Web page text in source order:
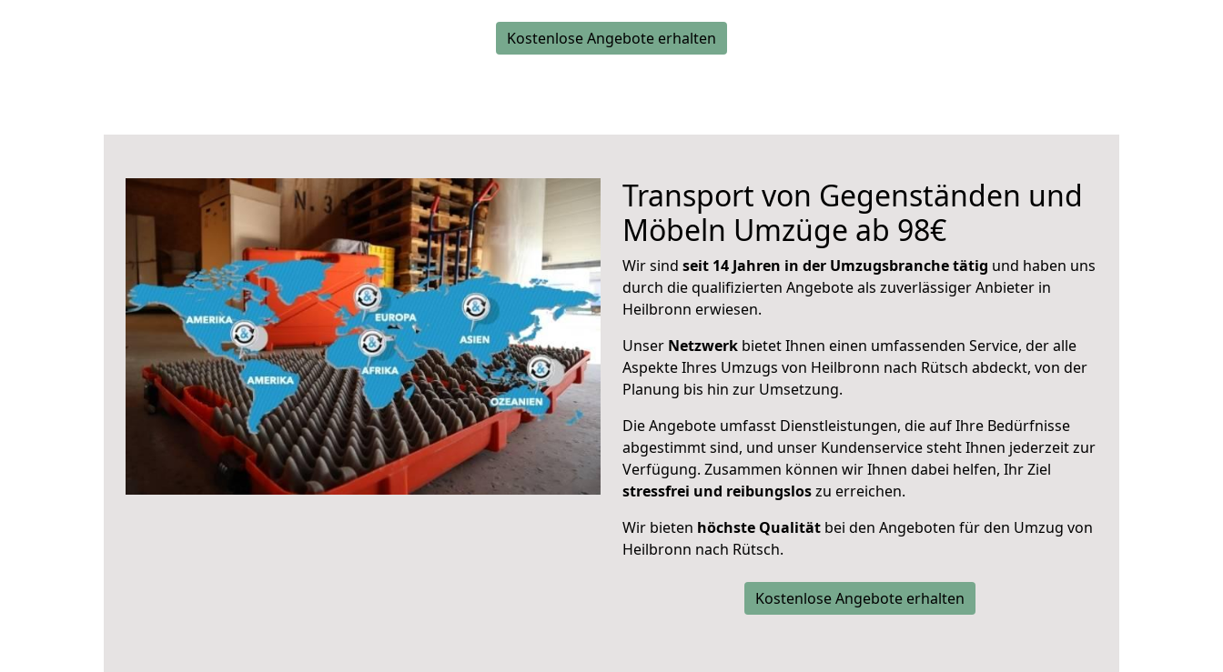
Kostenlose Angebote erhalten
Transport von Gegenständen und
Möbeln Umzüge ab 98€
Wir sind seit 14 Jahren in der Umzugsbranche tätig und haben uns
durch die qualifizierten Angebote als zuverlässiger Anbieter in
Heilbronn erwiesen.
Unser Netzwerk bietet Ihnen einen umfassenden Service, der alle
Aspekte Ihres Umzugs von Heilbronn nach Rütsch abdeckt, von der
Planung bis hin zur Umsetzung.
Die Angebote umfasst Dienstleistungen, die auf Ihre Bedürfnisse
abgestimmt sind, und unser Kundenservice steht Ihnen jederzeit zur
Verfügung. Zusammen können wir Ihnen dabei helfen, Ihr Ziel
stressfrei und reibungsloszu erreichen.
Wir bieten höchste Qualität bei den Angeboten für den Umzug von
Heilbronn nach Rütsch.
Kostenlose Angebote erhalten